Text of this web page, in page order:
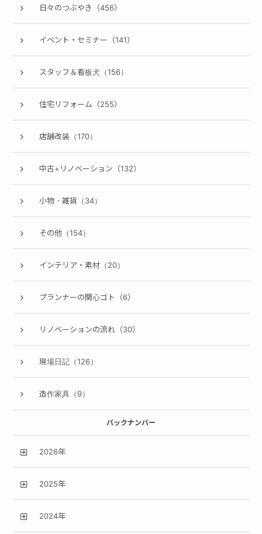
日々のつぶやき（456）
イベント・セミナー（141）
スタッフ＆看板犬（156）
住宅リフォーム（255）
店舗改装（170）
中古+リノベーション（132）
小物・雑貨（34）
その他（154）
インテリア・素材（20）
プランナーの関心ゴト（6）
リノベーションの流れ（30）
現場日記（126）
造作家具（9）
バックナンバー
2026年
2025年
2024年